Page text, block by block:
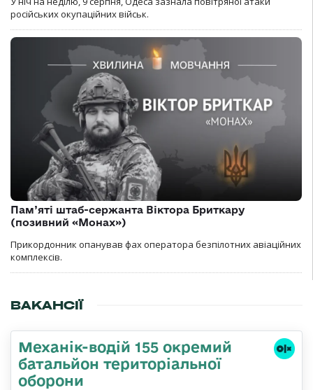
російських окупаційних військ.
Пам’яті штаб-сержанта Віктора Бриткару
(позивний «Монах»)
Прикордонник опанував фах оператора безпілотних авіаційних
комплексів.
ВАКАНСІЇ
Механік-водій 155 окремий
батальйон територіальної
оборони